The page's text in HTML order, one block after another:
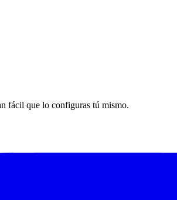
fácil que lo configuras tú mismo.